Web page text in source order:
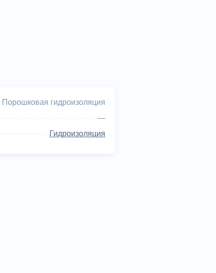
Порошковая гидроизоляция
—
Гидроизоляция